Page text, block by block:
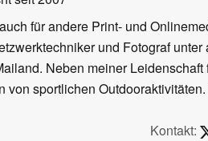
für andere Print- und
und Fotograf unter
Neben meiner Leidenschaft
sportlichen
Kontakt: